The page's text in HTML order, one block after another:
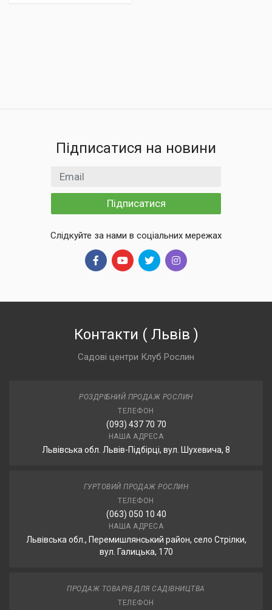
Підписатися на новини
Email
Підписатися
Слідкуйте за нами в соціальних мережах
Контакти ( Львів )
Садові центри Клуб Рослин
РОЗДРІБНИЙ ПРОДАЖ РОСЛИН
ТЕЛЕФОН
(093) 437 70 70
НАША АДРЕСА
Львівська обл. Львів-Підбірці, вул. Шухевича, 8
ГУРТОВИЙ ПРОДАЖ РОСЛИН
ТЕЛЕФОН
(063) 050 10 40
НАША АДРЕСА
Львівська обл., Перемишлянський район, село Стрілки,
вул. Галицька, 170
ПРОДАЖ ТОВАРІВ ДЛЯ САДІВНИЦТВА
ТЕЛЕФОН